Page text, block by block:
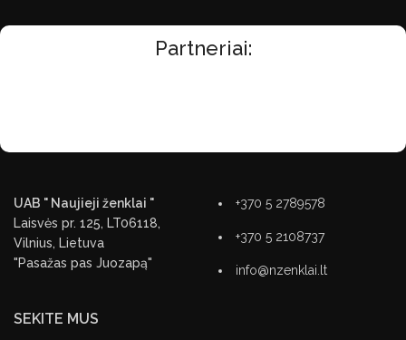
Partneriai:
UAB " Naujieji ženklai "
Laisvės pr. 125, LT06118,
Vilnius, Lietuva
"Pasažas pas Juozapą"
+370 5 2789578
+370 5 2108737
info@nzenklai.lt
SEKITE MUS